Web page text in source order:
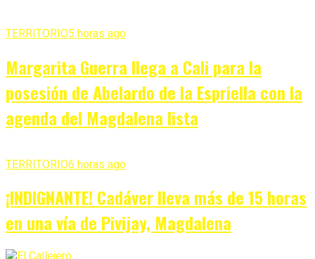
TERRITORIO5 horas ago
Margarita Guerra llega a Cali para la
posesión de Abelardo de la Espriella con la
agenda del Magdalena lista
TERRITORIO6 horas ago
¡INDIGNANTE! Cadáver lleva más de 15 horas
en una vía de Pivijay, Magdalena